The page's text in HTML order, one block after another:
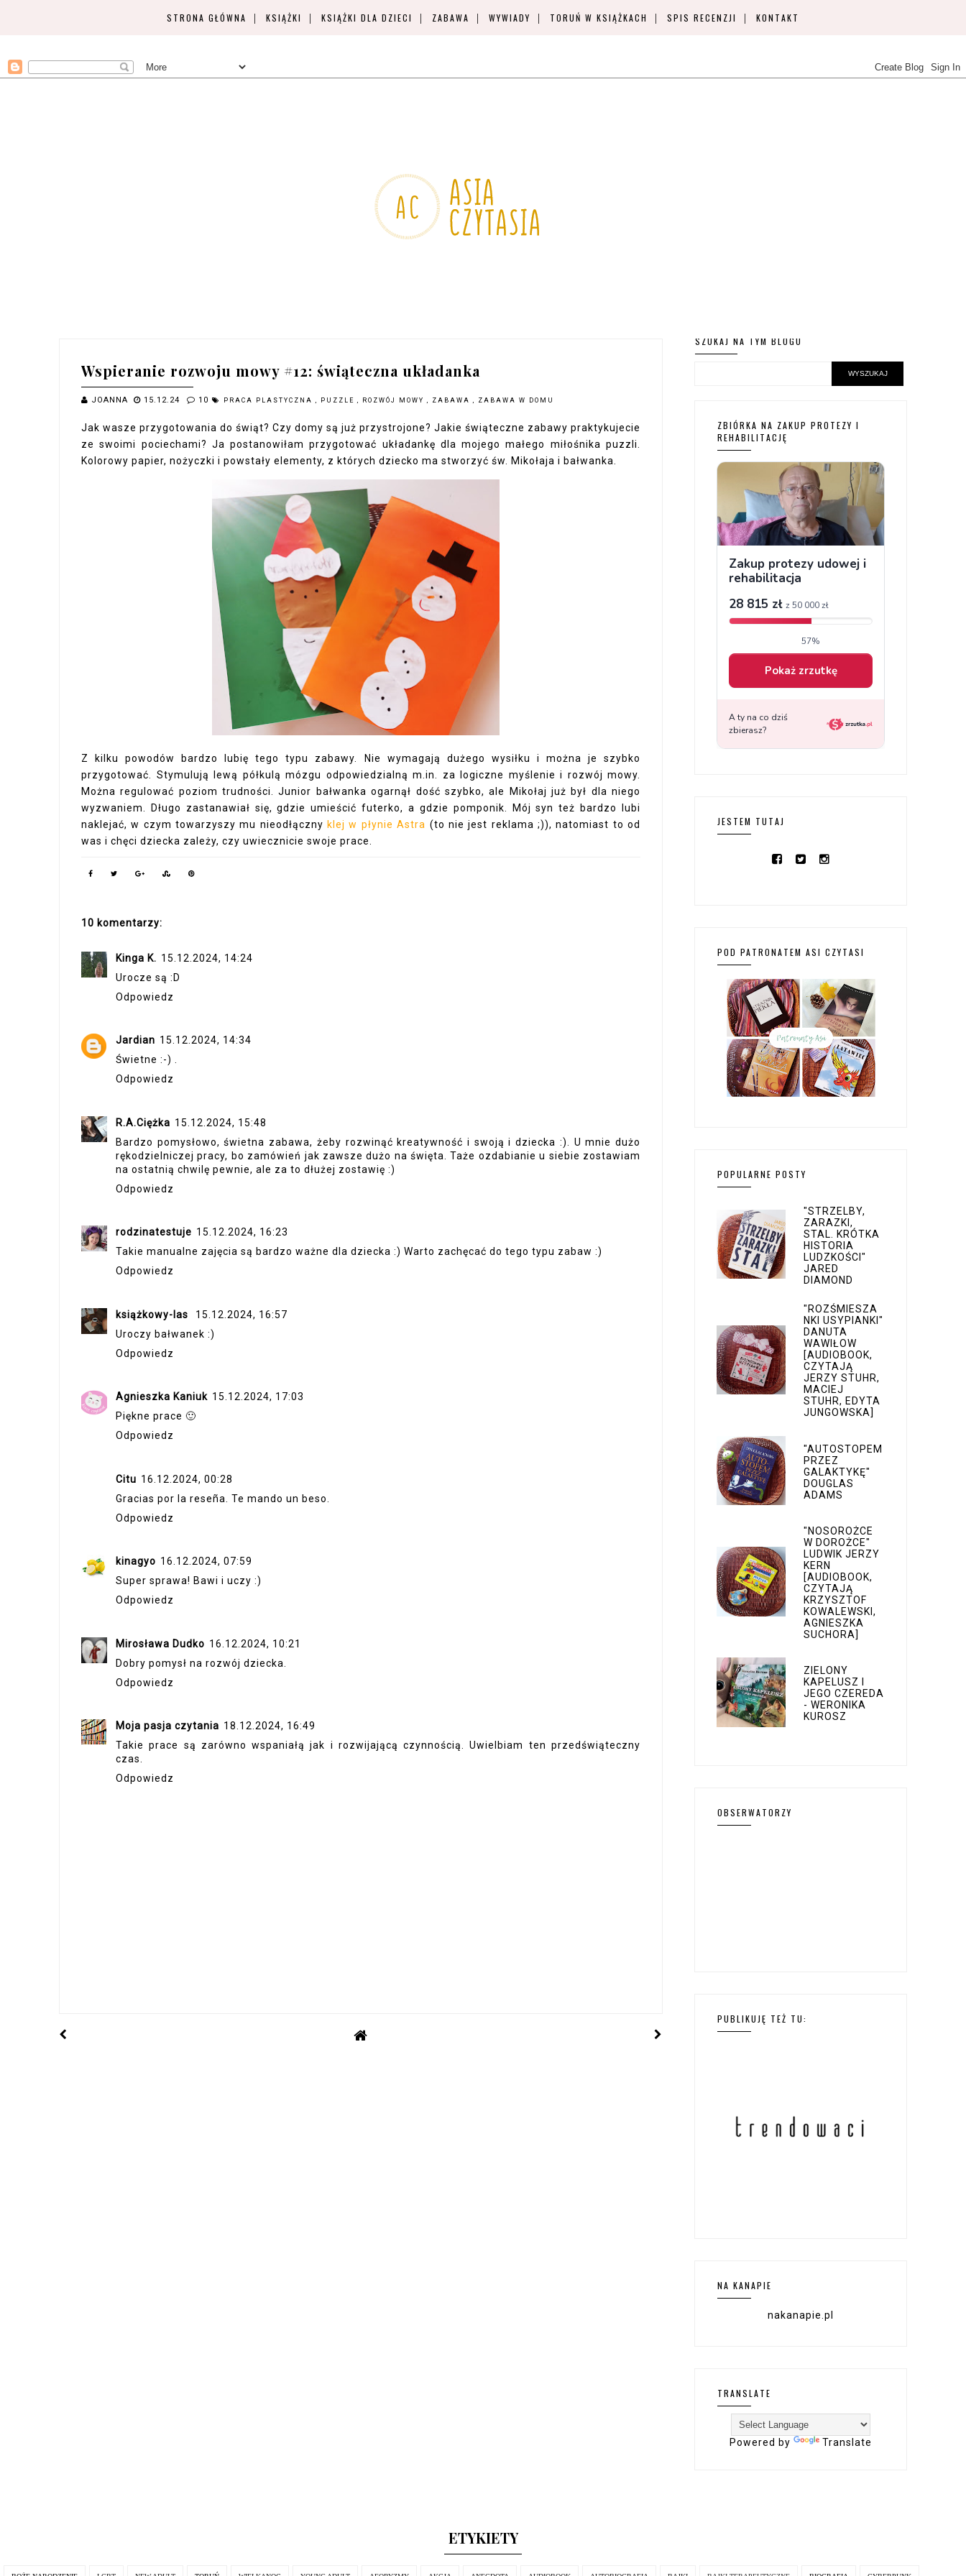
STRONA GŁÓWNA KSIĄŻKI KSIĄŻKI DLA DZIECI ZABAWA WYWIADY TORUŃ W KSIĄŻKACH SPIS RECENZJI KONTAKT
Wspieranie rozwoju mowy #12: świąteczna układanka
JOANNA 15.12.24 10 PRACA PLASTYCZNA , PUZZLE , ROZWÓJ MOWY , ZABAWA , ZABAWA W DOMU
Jak wasze przygotowania do świąt? Czy domy są już przystrojone? Jakie świąteczne zabawy praktykujecie
ze swoimi pociechami? Ja postanowiłam przygotować układankę dla mojego małego miłośnika puzzli.
Kolorowy papier, nożyczki i powstały elementy, z których dziecko ma stworzyć św. Mikołaja i bałwanka.
Z kilku powodów bardzo lubię tego typu zabawy. Nie wymagają dużego wysiłku i można je szybko
przygotować. Stymulują lewą półkulą mózgu odpowiedzialną m.in. za logiczne myślenie i rozwój mowy.
Można regulować poziom trudności. Junior bałwanka ogarnął dość szybko, ale Mikołaj już był dla niego
wyzwaniem. Długo zastanawiał się, gdzie umieścić futerko, a gdzie pomponik. Mój syn też bardzo lubi
naklejać, w czym towarzyszy mu nieodłączny klej w płynie Astra (to nie jest reklama ;)), natomiast to od
was i chęci dziecka zależy, czy uwiecznicie swoje prace.
10 komentarzy:
Kinga K. 15.12.2024, 14:24
Urocze są :D
Odpowiedz
Jardian 15.12.2024, 14:34
Świetne :-) .
Odpowiedz
R.A.Ciężka 15.12.2024, 15:48
Bardzo pomysłowo, świetna zabawa, żeby rozwinąć kreatywność i swoją i dziecka :). U mnie dużo
rękodzielniczej pracy, bo zamówień jak zawsze dużo na święta. Taże ozdabianie u siebie zostawiam
na ostatnią chwilę pewnie, ale za to dłużej zostawię :)
Odpowiedz
rodzinatestuje 15.12.2024, 16:23
Takie manualne zajęcia są bardzo ważne dla dziecka :) Warto zachęcać do tego typu zabaw :)
Odpowiedz
książkowy-las
15.12.2024, 16:57
Uroczy bałwanek :)
Odpowiedz
Agnieszka Kaniuk 15.12.2024, 17:03
Piękne prace 🙂
Odpowiedz
Citu 16.12.2024, 00:28
Gracias por la reseña. Te mando un beso.
Odpowiedz
kinagyo 16.12.2024, 07:59
Super sprawa! Bawi i uczy :)
Odpowiedz
Mirosława Dudko 16.12.2024, 10:21
Dobry pomysł na rozwój dziecka.
Odpowiedz
Moja pasja czytania 18.12.2024, 16:49
Takie prace są zarówno wspaniałą jak i rozwijającą czynnością. Uwielbiam ten przedświąteczny
czas.
Odpowiedz
SZUKAJ NA TYM BLOGU
ZBIÓRKA NA ZAKUP PROTEZY I
REHABILITACJĘ
JESTEM TUTAJ
POD PATRONATEM ASI CZYTASI
POPULARNE POSTY
"STRZELBY,
ZARAZKI,
STAL. KRÓTKA
HISTORIA
LUDZKOŚCI"
JARED
DIAMOND
"ROZŚMIESZA
NKI USYPIANKI"
DANUTA
WAWIŁOW
[AUDIOBOOK,
CZYTAJĄ
JERZY STUHR,
MACIEJ
STUHR, EDYTA
JUNGOWSKA]
"AUTOSTOPEM
PRZEZ
GALAKTYKĘ"
DOUGLAS
ADAMS
"NOSOROŻCE
W DOROŻCE"
LUDWIK JERZY
KERN
[AUDIOBOOK,
CZYTAJĄ
KRZYSZTOF
KOWALEWSKI,
AGNIESZKA
SUCHORA]
ZIELONY
KAPELUSZ I
JEGO CZEREDA
- WERONIKA
KUROSZ
OBSERWATORZY
PUBLIKUJĘ TEŻ TU:
NA KANAPIE
nakanapie.pl
TRANSLATE
Powered by Translate
ETYKIETY